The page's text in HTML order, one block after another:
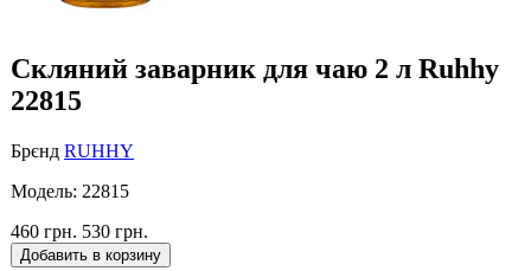
Cкляний заварник для чаю 2 л Ruhhy
22815
Брєнд RUHHY
Модель: 22815
460 грн. 530 грн.
Добавить в корзину